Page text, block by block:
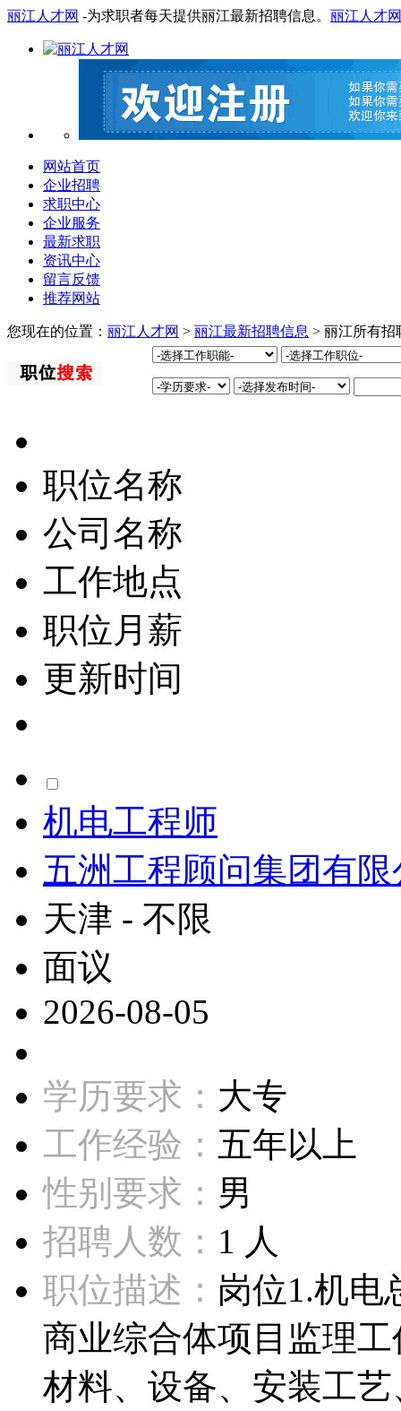
丽江人才网 -为求职者每天提供丽江最新招聘信息。 丽江人才网
网站首页
企业招聘
求职中心
企业服务
最新求职
资讯中心
留言反馈
推荐网站
您现在的位置： 丽江人才网 > 丽江最新招聘信息 > 丽江所有招
职位名称
公司名称
工作地点
职位月薪
更新时间
机电工程师
五洲工程顾问集团有限
天津 - 不限
面议
2026-08-05
学历要求： 大专
工作经验： 五年以上
性别要求： 男
招聘人数： 1 人
职位描述： 岗位1.机电
商业综合体项目监理
材料、设备、安装工